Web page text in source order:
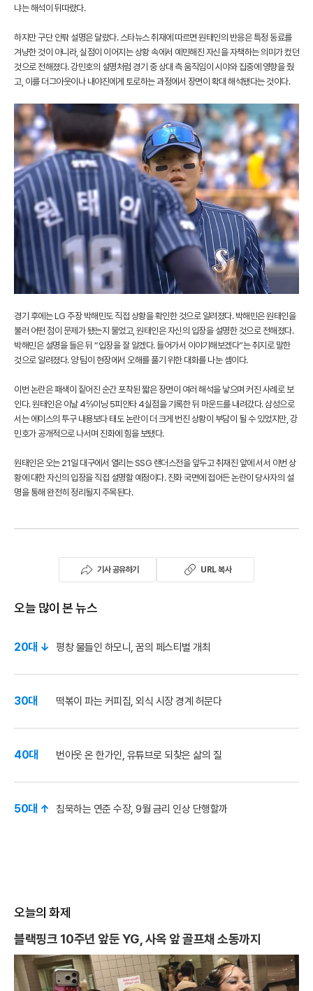
냐는 해석이 뒤따랐다.
하지만 구단 안팎 설명은 달랐다. 스타뉴스 취재에 따르면 원태인의 반응은 특정 동료를
겨냥한 것이 아니라, 실점이 이어지는 상황 속에서 예민해진 자신을 자책하는 의미가 컸던
것으로 전해졌다. 강민호의 설명처럼 경기 중 상대 측 움직임이 시야와 집중에 영향을 줬
고, 이를 더그아웃이나 내야진에게 토로하는 과정에서 장면이 확대 해석됐다는 것이다.
경기 후에는 LG 주장 박해민도 직접 상황을 확인한 것으로 알려졌다. 박해민은 원태인을
불러 어떤 점이 문제가 됐는지 물었고, 원태인은 자신의 입장을 설명한 것으로 전해졌다.
박해민은 설명을 들은 뒤 “입장을 잘 알겠다. 들어가서 이야기해보겠다”는 취지로 말한
것으로 알려졌다. 양 팀이 현장에서 오해를 풀기 위한 대화를 나눈 셈이다.
이번 논란은 패색이 짙어진 순간 포착된 짧은 장면이 여러 해석을 낳으며 커진 사례로 보
인다. 원태인은 이날 4⅔이닝 5피안타 4실점을 기록한 뒤 마운드를 내려갔다. 삼성으로
서는 에이스의 투구 내용보다 태도 논란이 더 크게 번진 상황이 부담이 될 수 있었지만, 강
민호가 공개적으로 나서며 진화에 힘을 보탰다.
원태인은 오는 21일 대구에서 열리는 SSG 랜더스전을 앞두고 취재진 앞에 서서 이번 상
황에 대한 자신의 입장을 직접 설명할 예정이다. 진화 국면에 접어든 논란이 당사자의 설
명을 통해 완전히 정리될지 주목된다.
기사 공유하기 URL 복사
오늘 많이 본 뉴스
20대 ↓ 평창 물들인 하모니, 꿈의 페스티벌 개최
30대 떡볶이 파는 커피집, 외식 시장 경계 허문다
40대 번아웃 온 한가인, 유튜브로 되찾은 삶의 질
50대 ↑ 침묵하는 연준 수장, 9월 금리 인상 단행할까
오늘의 화제
블랙핑크 10주년 앞둔 YG, 사옥 앞 골프채 소동까지